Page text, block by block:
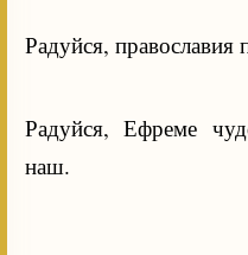
Радуйся, православия
Радуйся, Ефреме
наш.